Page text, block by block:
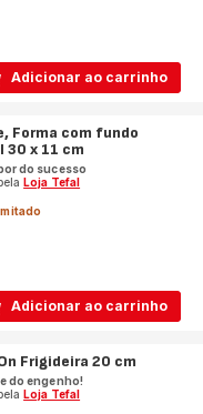
Adicionar ao carrinho
Adicionar ao carrinho
Forma com fundo
30 x 11 cm
do sucesso
Loja Tefal
Frigideira 20 cm
do engenho!
Loja Tefal